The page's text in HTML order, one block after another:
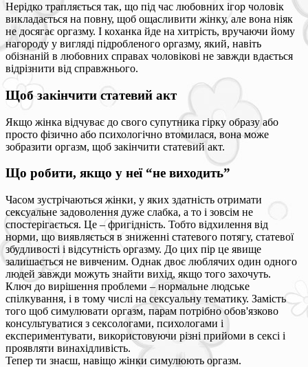
Нерідко трапляється так, що під час любовних ігор чоловік
викладається на повну, щоб ощасливити жінку, але вона ніяк
не досягає оргазму. І коханка йде на хитрість, вручаючи йому
нагороду у вигляді підробленого оргазму, який, навіть
обізнаній в любовних справах чоловікові не завжди вдається
відрізнити від справжнього.
Щоб закінчити статевий акт
Якщо жінка відчуває до свого супутника гірку образу або
просто фізично або психологічно втомилася, вона може
зобразити оргазм, щоб закінчити статевий акт.
Що робити, якщо у неї “не виходить”
Часом зустрічаються жінки, у яких здатність отримати
сексуальне задоволення дуже слабка, а то і зовсім не
спостерігається. Це – фригідність. Тобто відхилення від
норми, що виявляється в зниженні статевого потягу, статевої
збудливості і відсутність оргазму. До цих пір це явище
залишається не вивченим. Однак двоє люблячих один одного
людей завжди можуть знайти вихід, якщо того захочуть.
Ключ до вирішення проблеми – нормальне людське
спілкування, і в тому числі на сексуальну тематику. Замість
того щоб симулювати оргазм, парам потрібно обов'язково
консультуватися з сексологами, психологами і
експериментувати, використовуючи різні прийоми в сексі і
проявляти винахідливість.
Тепер ти знаєш, навіщо жінки симулюють оргазм.